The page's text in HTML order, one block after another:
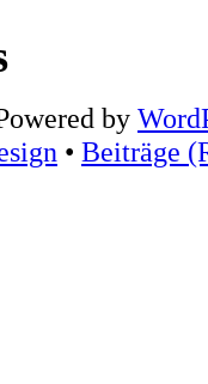
by
• Beiträge